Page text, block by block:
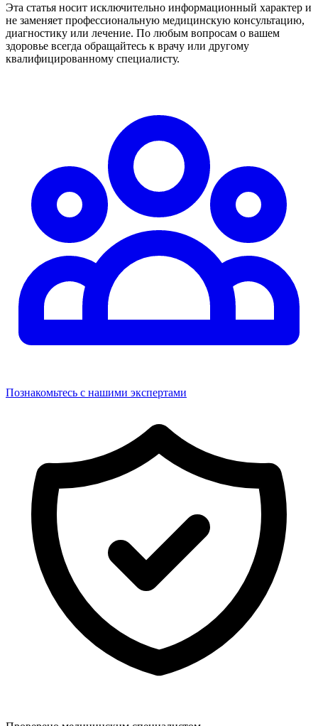
Эта статья носит исключительно информационный характер и
не заменяет профессиональную медицинскую консультацию,
диагностику или лечение. По любым вопросам о вашем
здоровье всегда обращайтесь к врачу или другому
квалифицированному специалисту.
Познакомьтесь с нашими экспертами